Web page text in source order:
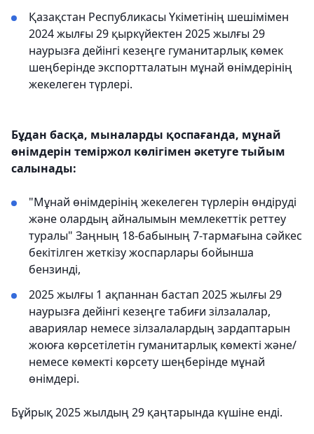
Қазақстан Республикасы Үкіметінің шешімімен
2024 жылғы 29 қыркүйектен 2025 жылғы 29
наурызға дейінгі кезеңге гуманитарлық көмек
шеңберінде экспортталатын мұнай өнімдерінің
жекелеген түрлері.
Бұдан басқа, мыналарды қоспағанда, мұнай
өнімдерін теміржол көлігімен әкетуге тыйым
салынады:
"Мұнай өнімдерінің жекелеген түрлерін өндіруді
және олардың айналымын мемлекеттік реттеу
туралы" Заңның 18-бабының 7-тармағына сәйкес
бекітілген жеткізу жоспарлары бойынша
бензинді,
2025 жылғы 1 ақпаннан бастап 2025 жылғы 29
наурызға дейінгі кезеңге табиғи зілзалалар,
авариялар немесе зілзалалардың зардаптарын
жоюға көрсетілетін гуманитарлық көмекті және/
немесе көмекті көрсету шеңберінде мұнай
өнімдері.
Бұйрық 2025 жылдың 29 қаңтарында күшіне енді.